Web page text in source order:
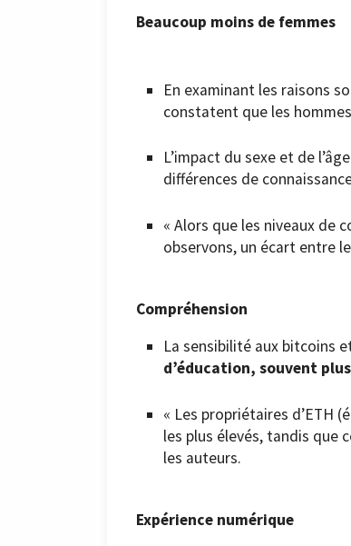
Beaucoup moins de femmes
En examinant les raisons
constatent que les
L’impact du sexe et de
différences de
« Alors que les niveaux de
observons, un écart entre
Compréhension
La sensibilité aux bitcoins
d’éducation, souvent
« Les propriétaires d’ETH
les plus élevés, tandis que
les auteurs.
Expérience numérique